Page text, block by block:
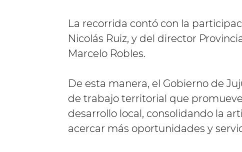
La recorrida contó con la
Nicolás Ruiz, y del director
Marcelo Robles.
De esta manera, el Gobierno de
de trabajo territorial que
desarrollo local, consolidando la
acercar más oportunidades y